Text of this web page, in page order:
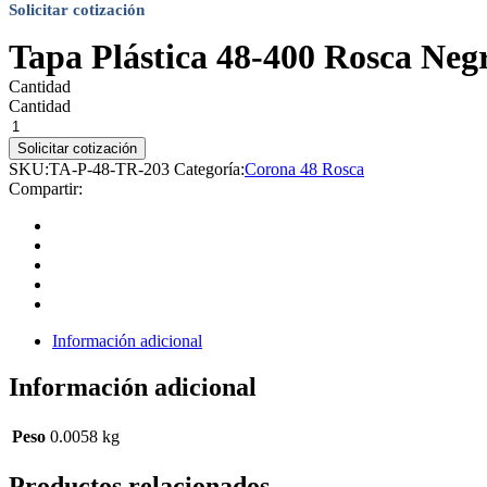
Solicitar cotización
Tapa Plástica 48-400 Rosca
Cantidad
Cantidad
Solicitar cotización
SKU:TA-P-48-TR-203 Categoría:Corona 48 Rosca
Compartir:
Información adicional
Información adicional
Peso 0.0058 kg